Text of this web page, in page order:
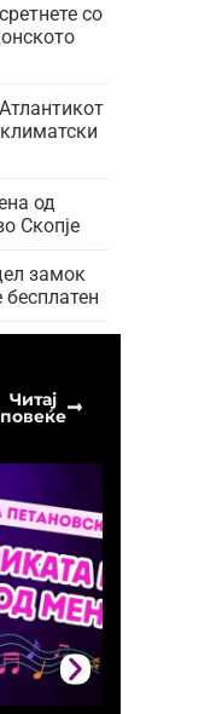
со
од
Скопје
замок
Читај
повеќе